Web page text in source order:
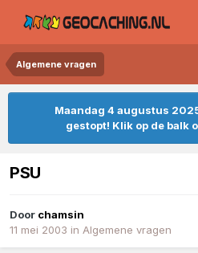
Algemene vragen
Maandag 4 augustus
gestopt! Klik op de balk
PSU
Door chamsin
11 mei 2003 in Algemene vragen